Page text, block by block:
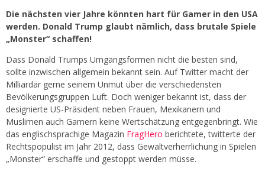
Die nächsten vier Jahre könnten hart für Gamer in den USA
werden. Donald Trump glaubt nämlich, dass brutale Spiele
„Monster“ schaffen!
Dass Donald Trumps Umgangsformen nicht die besten sind,
sollte inzwischen allgemein bekannt sein. Auf Twitter macht der
Milliardär gerne seinem Unmut über die verschiedensten
Bevölkerungsgruppen Luft. Doch weniger bekannt ist, dass der
designierte US-Präsident neben Frauen, Mexikanern und
Muslimen auch Gamern keine Wertschätzung entgegenbringt. Wie
das englischsprachige Magazin FragHero berichtete, twitterte der
Rechtspopulist im Jahr 2012, dass Gewaltverherrlichung in Spielen
„Monster“ erschaffe und gestoppt werden müsse.